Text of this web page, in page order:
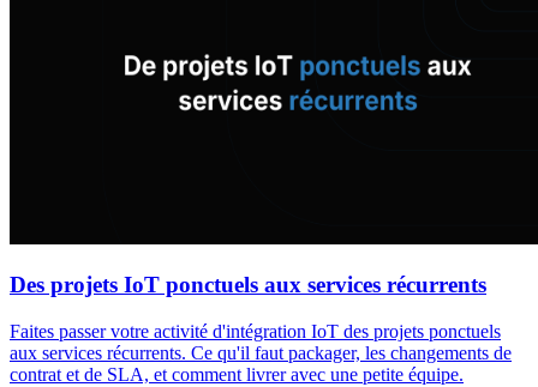
Des projets IoT ponctuels aux services récurrents
Faites passer votre activité d'intégration IoT des projets ponctuels
aux services récurrents. Ce qu'il faut packager, les changements de
contrat et de SLA, et comment livrer avec une petite équipe.